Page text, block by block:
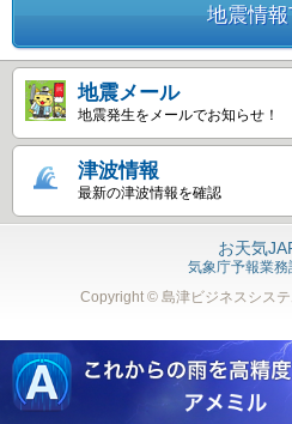
地震情
地震メール
地震発生をメールでお知らせ！
津波情報
最新の津波情報を確認
お天気
気象庁予報業
Copyright © 島津ビジネスシス